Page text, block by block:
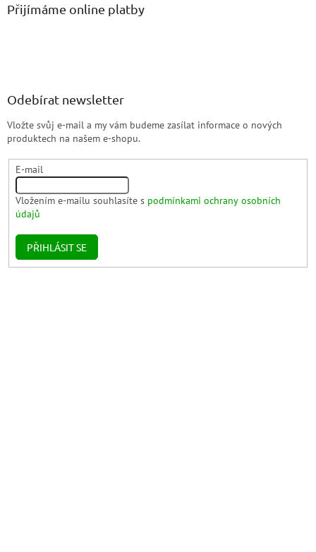
Přijímáme online platby
Odebírat newsletter
Vložte svůj e-mail a my vám budeme zasílat informace o nových
produktech na našem e-shopu.
E-mail
Vložením e-mailu souhlasíte s podmínkami ochrany osobních
údajů
PŘIHLÁSIT SE